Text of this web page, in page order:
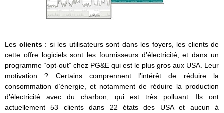
Les clients: si les utilisateurs sont dans les foyers, les clients de
cette offre logiciels sont les fournisseurs d’électricité, et dans un
programme “opt-out” chez PG&E qui est le plus gros aux USA. Leur
motivation ? Certains comprennent l’intérêt de réduire la
consommation d’énergie, et notamment de réduire la production
d’électricité avec du charbon, qui est très polluant. Ils ont
actuellement 53 clients dans 22 états des USA et aucun à